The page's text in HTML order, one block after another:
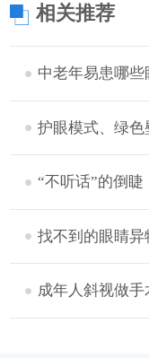
相关推荐
中老年易患哪些
护眼模式、绿色
“不听话”的倒睫
找不到的眼睛异
成年人斜视做